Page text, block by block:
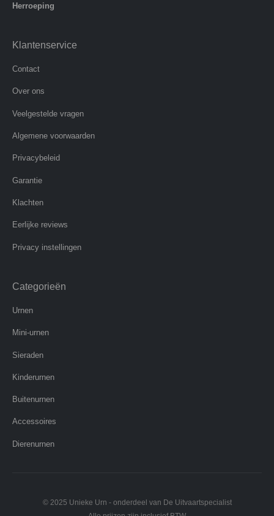
Herroeping
Klantenservice
Contact
Over ons
Veelgestelde vragen
Algemene voorwaarden
Privacybeleid
Garantie
Klachten
Eerlijke reviews
Privacy instellingen
Categorieën
Urnen
Mini-urnen
Sieraden
Kinderurnen
Buitenurnen
Accessoires
Dierenurnen
© 2025 Unieke Urn - onderdeel van De Uitvaartspecialist